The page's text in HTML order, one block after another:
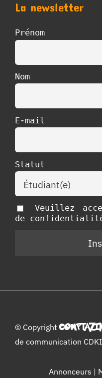
La newsletter
Prénom
Nom
E-mail
Statut
Veuillez
de
© Copyright
de communication
Annonceurs |